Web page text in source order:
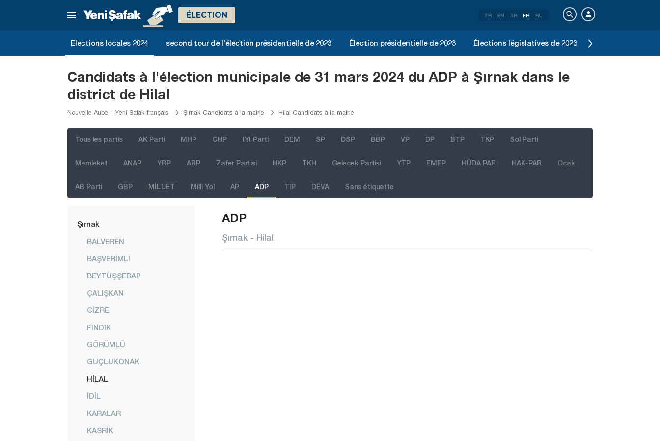
ÉLECTION TR EN AR FR RU
Elections locales 2024 second tour de l'élection présidentielle de 2023 Élection présidentielle de 2023 Élections législatives de 2023
Candidats à l'élection municipale de 31 mars 2024 du ADP à Şırnak dans le
district de Hilal
Nouvelle Aube - Yeni Safak français Şırnak Candidats à la mairie Hilal Candidats à la mairie
Tous les partis AK Parti MHP CHP IYI Parti DEM SP DSP BBP VP DP BTP TKP Sol Parti
Memleket ANAP YRP ABP Zafer Partisi HKP TKH Gelecek Partisi YTP EMEP HÜDA PAR HAK-PAR Ocak
AB Parti GBP MİLLET Milli Yol AP ADP TİP DEVA Sans étiquette
Muğla
Sakarya
Siirt
Şırnak
BALVEREN
BAŞVERİMLİ
BEYTÜŞŞEBAP
ÇALIŞKAN
CİZRE
FINDIK
GÖRÜMLÜ
GÜÇLÜKONAK
HİLAL
İDİL
KARALAR
KASRİK
ADP
Şırnak - Hilal